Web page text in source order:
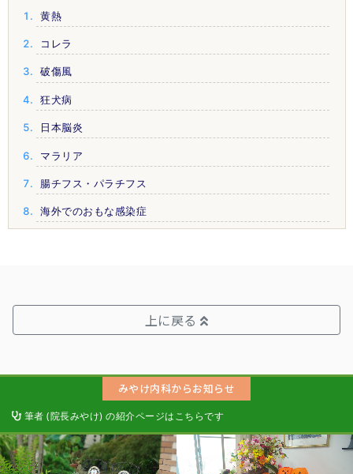
黄熱
コレラ
破傷風
狂犬病
日本脳炎
マラリア
腸チフス・パラチフス
海外でのおもな感染症
上に戻る
みやけ内科からお知らせ
筆者 (院長みやけ) の紹介ページはこちらです
診察のご案内はこちら (別サイトが開きます)